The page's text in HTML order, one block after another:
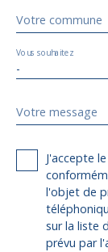
Votre commune
-
Vous souhaitez
Votre message
J'accepte
l'objet de
sur la liste
prévu par